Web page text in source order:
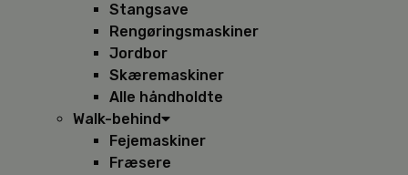
Stangsave
Rengøringsmaskiner
Jordbor
Skæremaskiner
Alle håndholdte
Walk-behind
Fejemaskiner
Fræsere